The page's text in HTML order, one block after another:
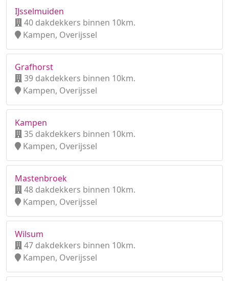
IJsselmuiden
40 dakdekkers binnen 10km.
Kampen, Overijssel
Grafhorst
39 dakdekkers binnen 10km.
Kampen, Overijssel
Kampen
35 dakdekkers binnen 10km.
Kampen, Overijssel
Mastenbroek
48 dakdekkers binnen 10km.
Kampen, Overijssel
Wilsum
47 dakdekkers binnen 10km.
Kampen, Overijssel